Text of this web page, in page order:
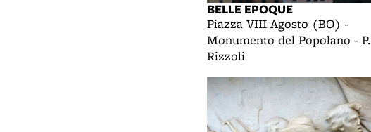
BELLE EPOQUE
Piazza VIII Agosto (BO) -
Monumento del Popolano - P.
Rizzoli